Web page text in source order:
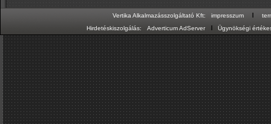
Vertika Alkalmazásszolgáltató Kft: impresszum ı
Hirdetéskiszolgálás:
Adverticum AdServer ıÜgynökségi